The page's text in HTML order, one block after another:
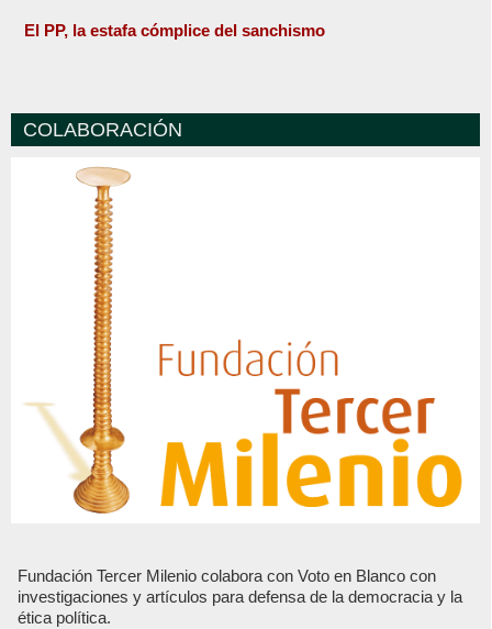
El PP, la estafa cómplice del sanchismo
COLABORACIÓN
Fundación Tercer Milenio colabora con Voto en Blanco con
investigaciones y artículos para defensa de la democracia y la
ética política.